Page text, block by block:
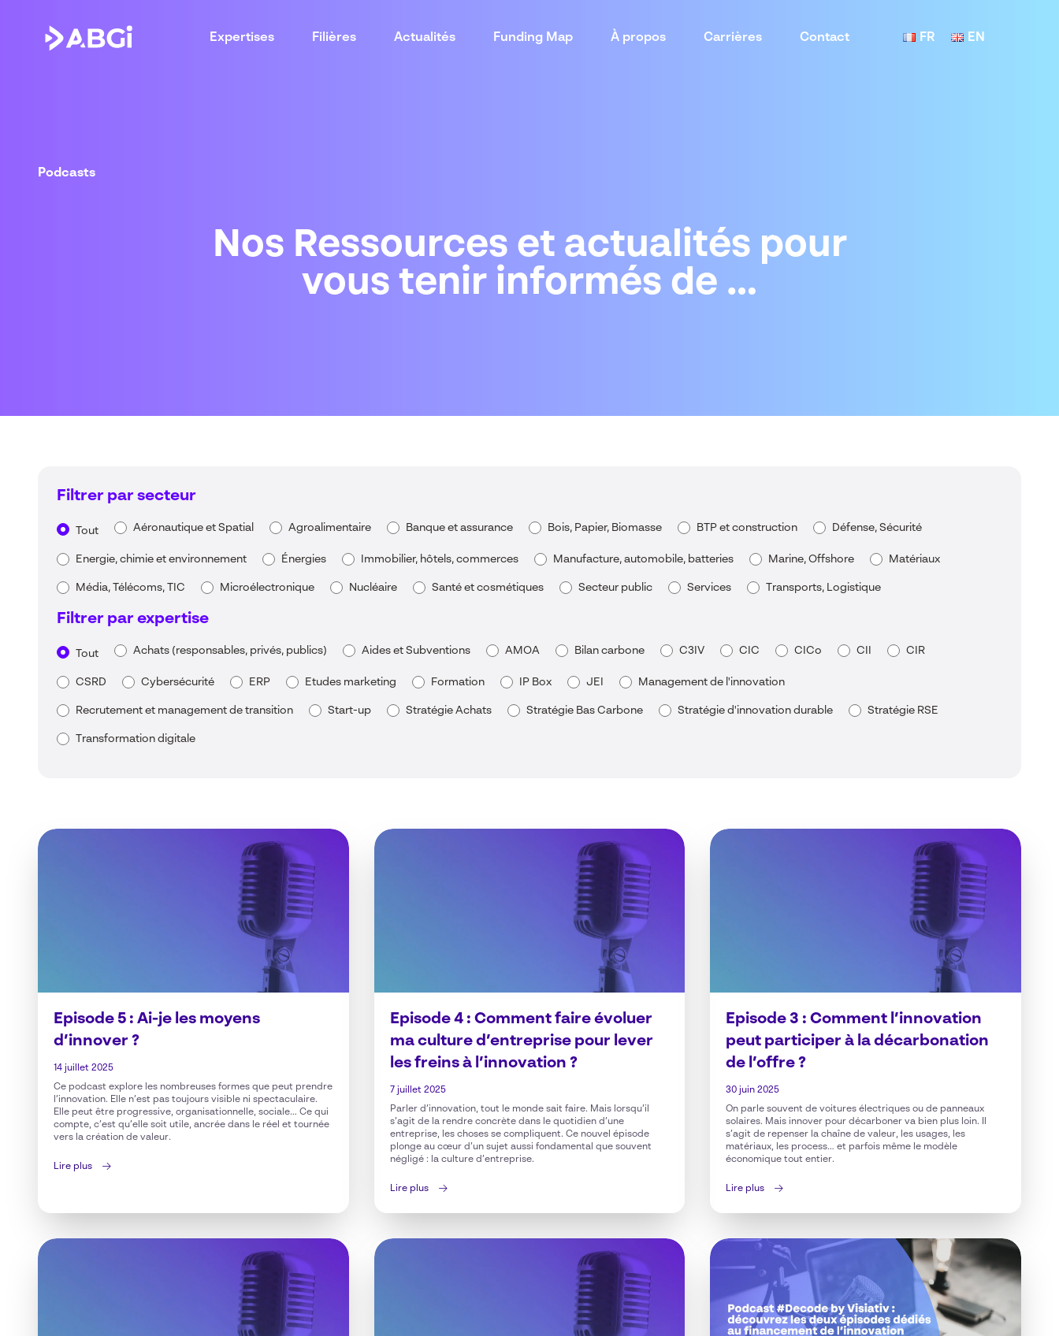
Expertises Filières Actualités Funding Map À propos Carrières Contact FR EN
Podcasts
Nos Ressources et actualités pour
vous tenir informés de …
Filtrer par secteur
Tout Aéronautique et Spatial Agroalimentaire Banque et assurance Bois, Papier, Biomasse BTP et construction Défense, Sécurité
Energie, chimie et environnement Énergies Immobilier, hôtels, commerces Manufacture, automobile, batteries Marine, Offshore Matériaux
Média, Télécoms, TIC Microélectronique Nucléaire Santé et cosmétiques Secteur public Services Transports, Logistique
Filtrer par expertise
Tout Achats (responsables, privés, publics) Aides et Subventions AMOA Bilan carbone C3IV CIC CICo CII CIR
CSRD Cybersécurité ERP Etudes marketing Formation IP Box JEI Management de l'innovation
Recrutement et management de transition Start-up Stratégie Achats Stratégie Bas Carbone Stratégie d'innovation durable Stratégie RSE
Transformation digitale
Episode 5 : Ai-je les moyens
d’innover ?
14 juillet 2025
Ce podcast explore les nombreuses formes que peut prendre
l’innovation. Elle n’est pas toujours visible ni spectaculaire.
Elle peut être progressive, organisationnelle, sociale… Ce qui
compte, c’est qu’elle soit utile, ancrée dans le réel et tournée
vers la création de valeur.
Lire plus
Episode 4 : Comment faire évoluer
ma culture d’entreprise pour lever
les freins à l’innovation ?
7 juillet 2025
Parler d’innovation, tout le monde sait faire. Mais lorsqu’il
s’agit de la rendre concrète dans le quotidien d’une
entreprise, les choses se compliquent. Ce nouvel épisode
plonge au cœur d’un sujet aussi fondamental que souvent
négligé : la culture d’entreprise.
Lire plus
Episode 3 : Comment l’innovation
peut participer à la décarbonation
de l’offre ?
30 juin 2025
On parle souvent de voitures électriques ou de panneaux
solaires. Mais innover pour décarboner va bien plus loin. Il
s’agit de repenser la chaîne de valeur, les usages, les
matériaux, les process… et parfois même le modèle
économique tout entier.
Lire plus